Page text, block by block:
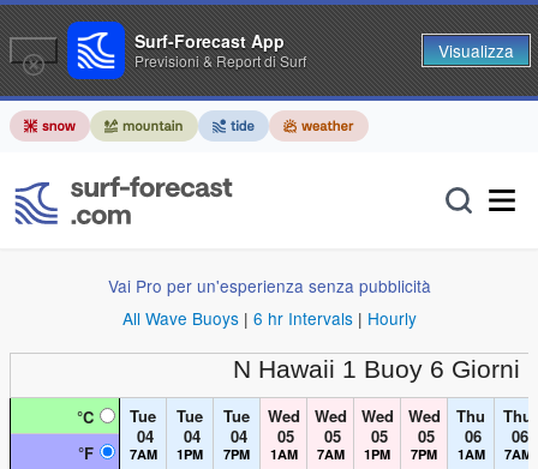
Vai Pro per un'esperienza senza pubblicità
All Wave Buoys| 6 hr Intervals| Hourly
N Hawaii 1 Buoy 6 Giorni
°C
Tue
04
7AM
Tue
04
1PM
Tue
04
7PM
Wed
05
1AM
Wed
05
7AM
Wed
05
1PM
Wed
05
7PM
Thu
06
1AM
Thu
06
7AM
°F
Surf-Forecast App
Previsioni & Report di Surf Visualizza